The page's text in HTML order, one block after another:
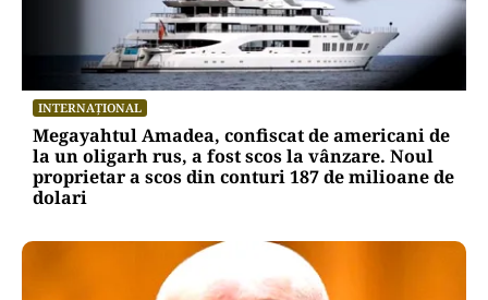
INTERNAȚIONAL
Megayahtul Amadea, confiscat de americani de
la un oligarh rus, a fost scos la vânzare. Noul
proprietar a scos din conturi 187 de milioane de
dolari